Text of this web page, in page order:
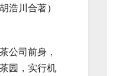
浩川合著）
公司前身，
园，实行机